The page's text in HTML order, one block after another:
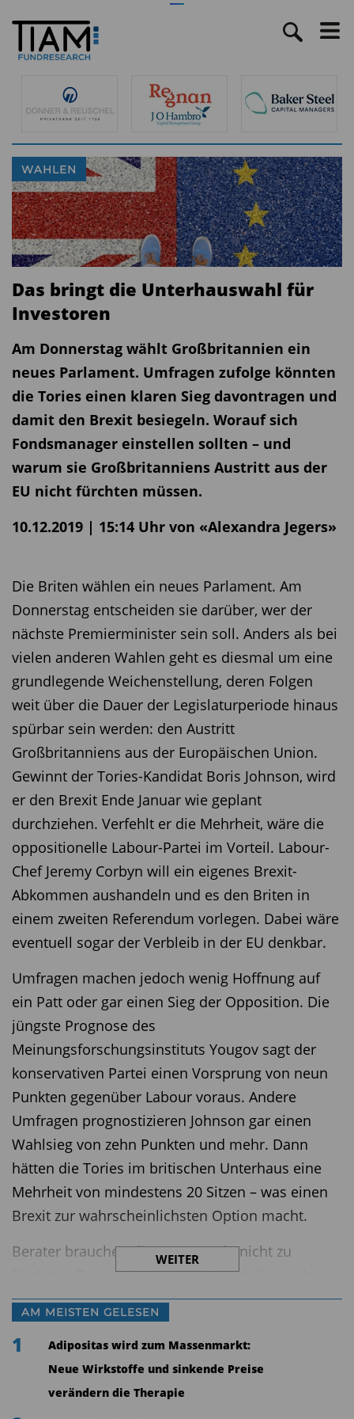
WAHLEN
Das bringt die Unterhauswahl für
Investoren
Am Donnerstag wählt Großbritannien ein
neues Parlament. Umfragen zufolge könnten
die Tories einen klaren Sieg davontragen und
damit den Brexit besiegeln. Worauf sich
Fondsmanager einstellen sollten – und
warum sie Großbritanniens Austritt aus der
EU nicht fürchten müssen.
10.12.2019 | 15:14 Uhr von «Alexandra Jegers»
Die Briten wählen ein neues Parlament. Am
Donnerstag entscheiden sie darüber, wer der
nächste Premierminister sein soll. Anders als bei
vielen anderen Wahlen geht es diesmal um eine
grundlegende Weichenstellung, deren Folgen
weit über die Dauer der Legislaturperiode hinaus
spürbar sein werden: den Austritt
Großbritanniens aus der Europäischen Union.
Gewinnt der Tories-Kandidat Boris Johnson, wird
er den Brexit Ende Januar wie geplant
durchziehen. Verfehlt er die Mehrheit, wäre die
oppositionelle Labour-Partei im Vorteil. Labour-
Chef Jeremy Corbyn will ein eigenes Brexit-
Abkommen aushandeln und es den Briten in
einem zweiten Referendum vorlegen. Dabei wäre
eventuell sogar der Verbleib in der EU denkbar.
Umfragen machen jedoch wenig Hoffnung auf
ein Patt oder gar einen Sieg der Opposition. Die
jüngste Prognose des
Meinungsforschungsinstituts Yougov sagt der
konservativen Partei einen Vorsprung von neun
Punkten gegenüber Labour voraus. Andere
Umfragen prognostizieren Johnson gar einen
Wahlsieg von zehn Punkten und mehr. Dann
hätten die Tories im britischen Unterhaus eine
Mehrheit von mindestens 20 Sitzen – was einen
Brexit zur wahrscheinlichsten Option macht.
Berater brauchen dieses Szenario nicht zu
fürchten. Denn die Kapitalmärkte stellen sich
zunehmend auf einen konservativen
Parlamentswahlsieg ein, beobachtet Peter
Kinsella, Anlagestratege bei der
Vermögensverwaltung Union Bancaire Privée
(UBP). An den Devisenmärkten sei ein Austritt der
WEITER
AM MEISTEN GELESEN
1
Adipositas wird zum Massenmarkt:
Neue Wirkstoffe und sinkende Preise
verändern die Therapie